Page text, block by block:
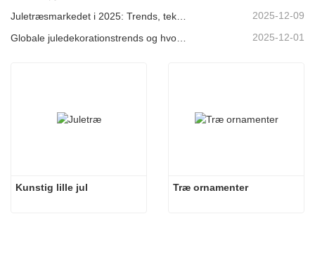
2025-12-09
Globale juledekorationstrends og hvorfor Christmas Queen fortsat fører an på markedet 2025-12-01
Kunstig lille jul Træ ornamenter